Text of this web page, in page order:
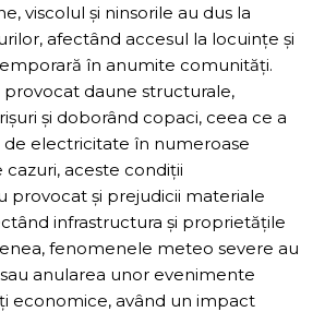
viscolul și ninsorile au dus la
afectând accesul la locuințe și
în anumite comunități.
daune structurale,
și doborând copaci, ceea ce a
electricitate în numeroase
aceste condiții
provocat și prejudicii materiale
infrastructura și proprietățile
fenomenele meteo severe au
anularea unor evenimente
economice, având un impact